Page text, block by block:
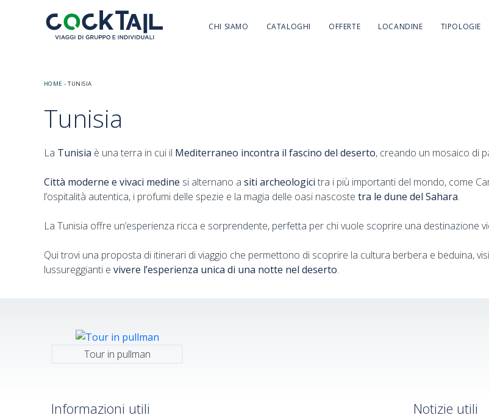
CHI SIAMO CATALOGHI OFFERTE LOCANDINE TIPOLOGIE
HOME -TUNISIA
Tunisia
La Tunisia è una terra in cui il Mediterraneo incontra il fascino del deserto, creando un mosaico di
Città moderne e vivaci medine si alternano a siti archeologici tra i più importanti del mondo, come
l’ospitalità autentica, i profumi delle spezie e la magia delle oasi nascoste tra le dune del Sahara.
La Tunisia offre un’esperienza ricca e sorprendente, perfetta per chi vuole scoprire una destinazione
Qui trovi una proposta di itinerari di viaggio che permettono di scoprire la cultura berbera e beduina,
lussureggianti e vivere l’esperienza unica di una notte nel deserto.
Tour in pullman
Informazioni utili Notizie utili